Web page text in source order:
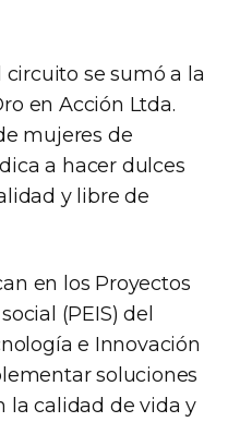
se sumó a la
en Acción Ltda.
mujeres de
a hacer dulces
y libre de
en los Proyectos
(PEIS) del
e Innovación
soluciones
la calidad de vida y